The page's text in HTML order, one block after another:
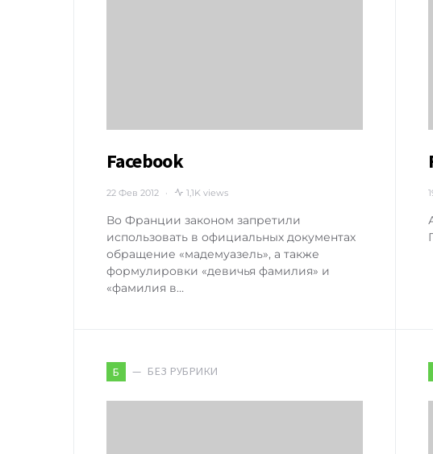
Facebook
22 Фев 2012 1,1K views
Во Франции законом запретили
использовать в официальных документах
обращение «мадемуазель», а также
формулировки «девичья фамилия» и
«фамилия в…
Б БЕЗ РУБРИКИ